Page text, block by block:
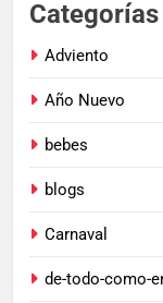
Categorías
Adviento
Año Nuevo
bebes
blogs
Carnaval
de-todo-como-